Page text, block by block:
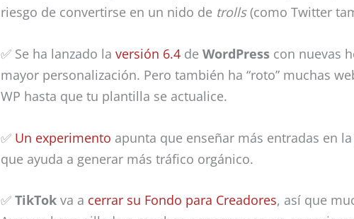
riesgo de convertirse en un nido de trolls(como Twitter
✅ Se ha lanzado la versión 6.4 de WordPress con nuevas
mayor personalización. Pero también ha “roto” muchas
WP hasta que tu plantilla se actualice.
✅ Un experimento apunta que enseñar más entradas en la
que ayuda a generar más tráfico orgánico.
✅ TikTok va a cerrar su Fondo para Creadores, así que